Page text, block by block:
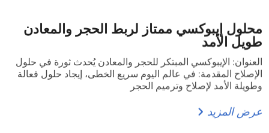
محلول إيبوكسي ممتاز لربط الحجر والمعادن
طويل الأمد
العنوان: الإيبوكسي المبتكر للحجر والمعادن يُحدث ثورة في حلول
الإصلاح المقدمة: في عالم اليوم سريع الخطى، إيجاد حلول فعالة
وطويلة الأمد لإصلاح وترميم الحجر
عرض المزيد